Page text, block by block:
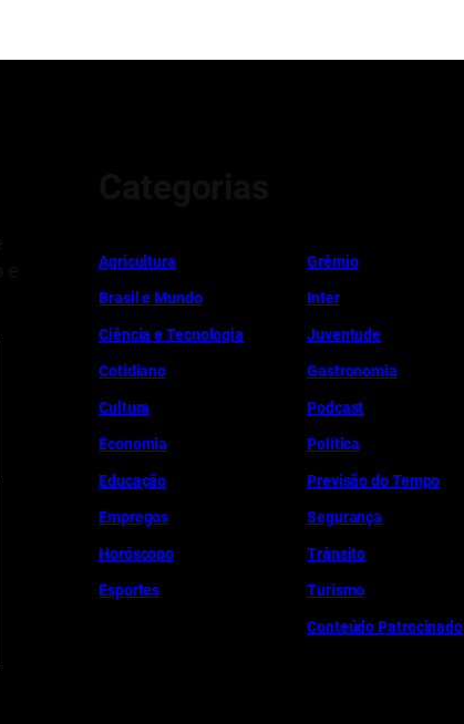
Agricultura
Brasil e Mundo
Ciência e Tecnologia
Cotidiano
Cultura
Economia
Educação
Empregos
Horóscopo
Esportes
Grêmio
Inter
Juventude
Gastronomia
Podcast
Política
Previsão do Tempo
Segurança
Trânsito
Turismo
Conteúdo Patrocinado